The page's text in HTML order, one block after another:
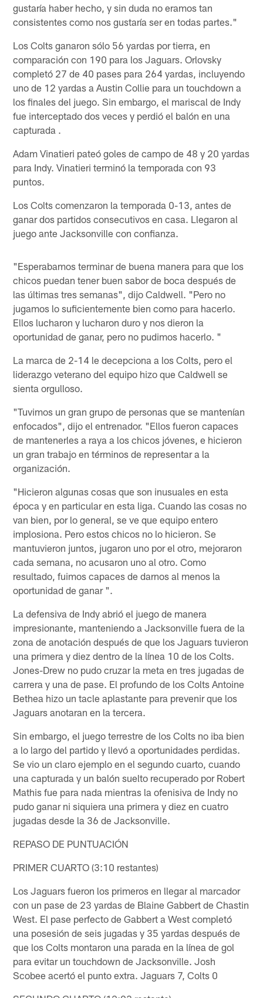
gustaría haber hecho, y sin duda no eramos tan
consistentes como nos gustaría ser en todas partes."
Los Colts ganaron sólo 56 yardas por tierra, en
comparación con 190 para los Jaguars. Orlovsky
completó 27 de 40 pases para 264 yardas, incluyendo
uno de 12 yardas a Austin Collie para un touchdown a
los finales del juego. Sin embargo, el mariscal de Indy
fue interceptado dos veces y perdió el balón en una
capturada .
Adam Vinatieri pateó goles de campo de 48 y 20 yardas
para Indy. Vinatieri terminó la temporada con 93
puntos.
Los Colts comenzaron la temporada 0-13, antes de
ganar dos partidos consecutivos en casa. Llegaron al
juego ante Jacksonville con confianza.
"Esperabamos terminar de buena manera para que los
chicos puedan tener buen sabor de boca después de
las últimas tres semanas", dijo Caldwell. "Pero no
jugamos lo suficientemente bien como para hacerlo.
Ellos lucharon y lucharon duro y nos dieron la
oportunidad de ganar, pero no pudimos hacerlo. "
La marca de 2-14 le decepciona a los Colts, pero el
liderazgo veterano del equipo hizo que Caldwell se
sienta orgulloso.
"Tuvimos un gran grupo de personas que se mantenían
enfocados", dijo el entrenador. "Ellos fueron capaces
de mantenerles a raya a los chicos jóvenes, e hicieron
un gran trabajo en términos de representar a la
organización.
"Hicieron algunas cosas que son inusuales en esta
época y en particular en esta liga. Cuando las cosas no
van bien, por lo general, se ve que equipo entero
implosiona. Pero estos chicos no lo hicieron. Se
mantuvieron juntos, jugaron uno por el otro, mejoraron
cada semana, no acusaron uno al otro. Como
resultado, fuimos capaces de darnos al menos la
oportunidad de ganar ".
La defensiva de Indy abrió el juego de manera
impresionante, manteniendo a Jacksonville fuera de la
zona de anotación después de que los Jaguars tuvieron
una primera y diez dentro de la línea 10 de los Colts.
Jones-Drew no pudo cruzar la meta en tres jugadas de
carrera y una de pase. El profundo de los Colts Antoine
Bethea hizo un tacle aplastante para prevenir que los
Jaguars anotaran en la tercera.
Sin embargo, el juego terrestre de los Colts no iba bien
a lo largo del partido y llevó a oportunidades perdidas.
Se vio un claro ejemplo en el segundo cuarto, cuando
una capturada y un balón suelto recuperado por Robert
Mathis fue para nada mientras la ofenisiva de Indy no
pudo ganar ni siquiera una primera y diez en cuatro
jugadas desde la 36 de Jacksonville.
REPASO DE PUNTUACIÓN
PRIMER CUARTO (3:10 restantes)
Los Jaguars fueron los primeros en llegar al marcador
con un pase de 23 yardas de Blaine Gabbert de Chastin
West. El pase perfecto de Gabbert a West completó
una posesión de seis jugadas y 35 yardas después de
que los Colts montaron una parada en la línea de gol
para evitar un touchdown de Jacksonville. Josh
Scobee acertó el punto extra. Jaguars 7, Colts 0